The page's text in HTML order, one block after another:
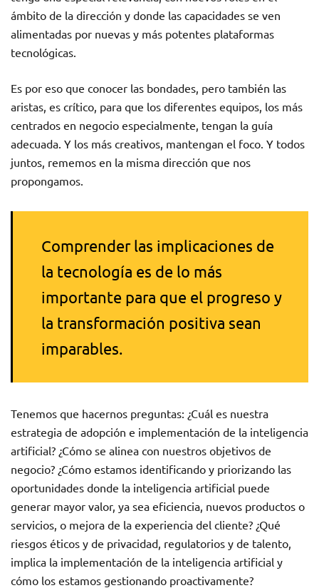
ámbito de la dirección y donde las capacidades se ven
alimentadas por nuevas y más potentes plataformas
tecnológicas.
Es por eso que conocer las bondades, pero también las
aristas, es crítico, para que los diferentes equipos, los más
centrados en negocio especialmente, tengan la guía
adecuada. Y los más creativos, mantengan el foco. Y todos
juntos, rememos en la misma dirección que nos
propongamos.
Comprender las implicaciones de
la tecnología es de lo más
importante para que el progreso y
la transformación positiva sean
imparables.
Tenemos que hacernos preguntas: ¿Cuál es nuestra
estrategia de adopción e implementación de la inteligencia
artificial? ¿Cómo se alinea con nuestros objetivos de
negocio? ¿Cómo estamos identificando y priorizando las
oportunidades donde la inteligencia artificial puede
generar mayor valor, ya sea eficiencia, nuevos productos o
servicios, o mejora de la experiencia del cliente? ¿Qué
riesgos éticos y de privacidad, regulatorios y de talento,
implica la implementación de la inteligencia artificial y
cómo los estamos gestionando proactivamente?